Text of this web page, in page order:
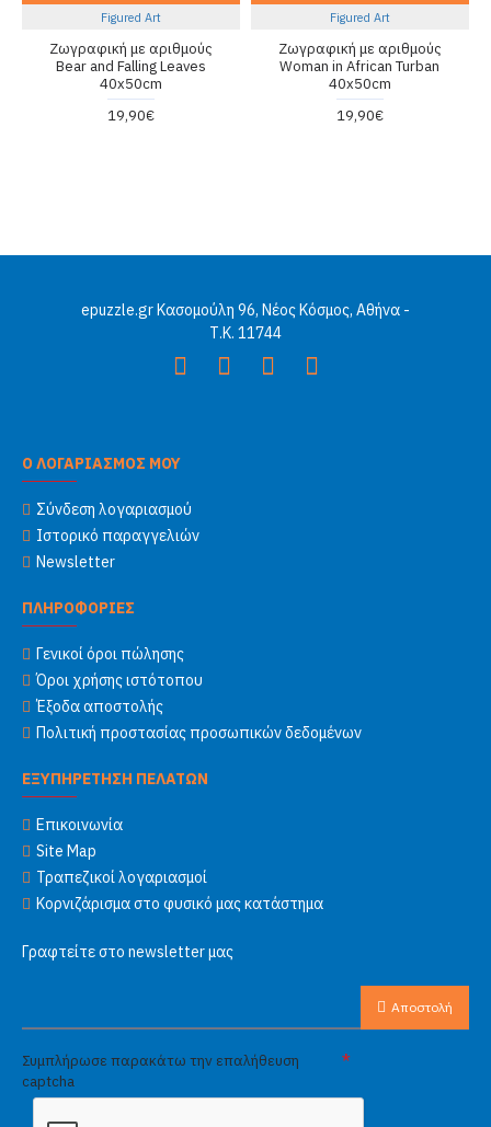
Figured Art
Ζωγραφική με αριθμούς
Bear and Falling Leaves
40x50cm
19,90€
Figured Art
Ζωγραφική με αριθμούς
Woman in African Turban
40x50cm
19,90€
epuzzle.gr Κασομούλη 96, Νέος Κόσμος, Αθήνα -
Τ.Κ. 11744
Ο ΛΟΓΑΡΙΑΣΜΟΣ ΜΟΥ
Σύνδεση λογαριασμού
Ιστορικό παραγγελιών
Newsletter
ΠΛΗΡΟΦΟΡΙΕΣ
Γενικοί όροι πώλησης
Όροι χρήσης ιστότοπου
Έξοδα αποστολής
Πολιτική προστασίας προσωπικών δεδομένων
ΕΞΥΠΗΡΕΤΗΣΗ ΠΕΛΑΤΩΝ
Επικοινωνία
Site Map
Τραπεζικοί λογαριασμοί
Κορνιζάρισμα στο φυσικό μας κατάστημα
Γραφτείτε στο newsletter μας
Αποστολή
Συμπλήρωσε παρακάτω την επαλήθευση
captcha